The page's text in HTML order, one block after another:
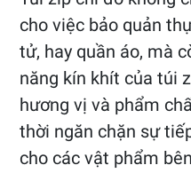
cho việc bảo quản
tử, hay quần áo, mà
năng kín khít của túi
hương vị và phẩm
thời ngăn chặn sự
cho các vật phẩm